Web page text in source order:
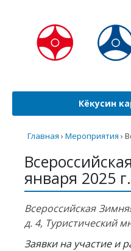
Кёкусин
Главная › Мероприятия ›
января 2025
Всероссийская
д. 4, Туристический
Заявки на участие и